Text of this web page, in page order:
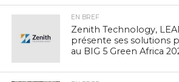
EN BREF
Zenith Technology,
présente ses solutions
au BIG 5 Green Africa